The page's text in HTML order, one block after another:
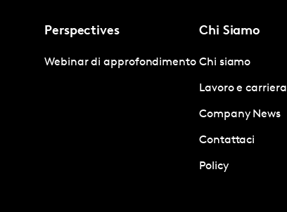
Perspectives
Webinar di approfondimento
Chi Siamo
Chi siamo
Lavoro e carriera
Company News
Contattaci
Policy